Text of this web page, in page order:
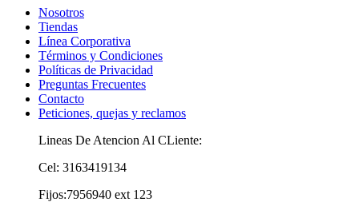
Nosotros
Tiendas
Línea Corporativa
Términos y Condiciones
Políticas de Privacidad
Preguntas Frecuentes
Contacto
Peticiones, quejas y reclamos
Lineas De Atencion Al CLiente:
Cel: 3163419134
Fijos:7956940 ext 123